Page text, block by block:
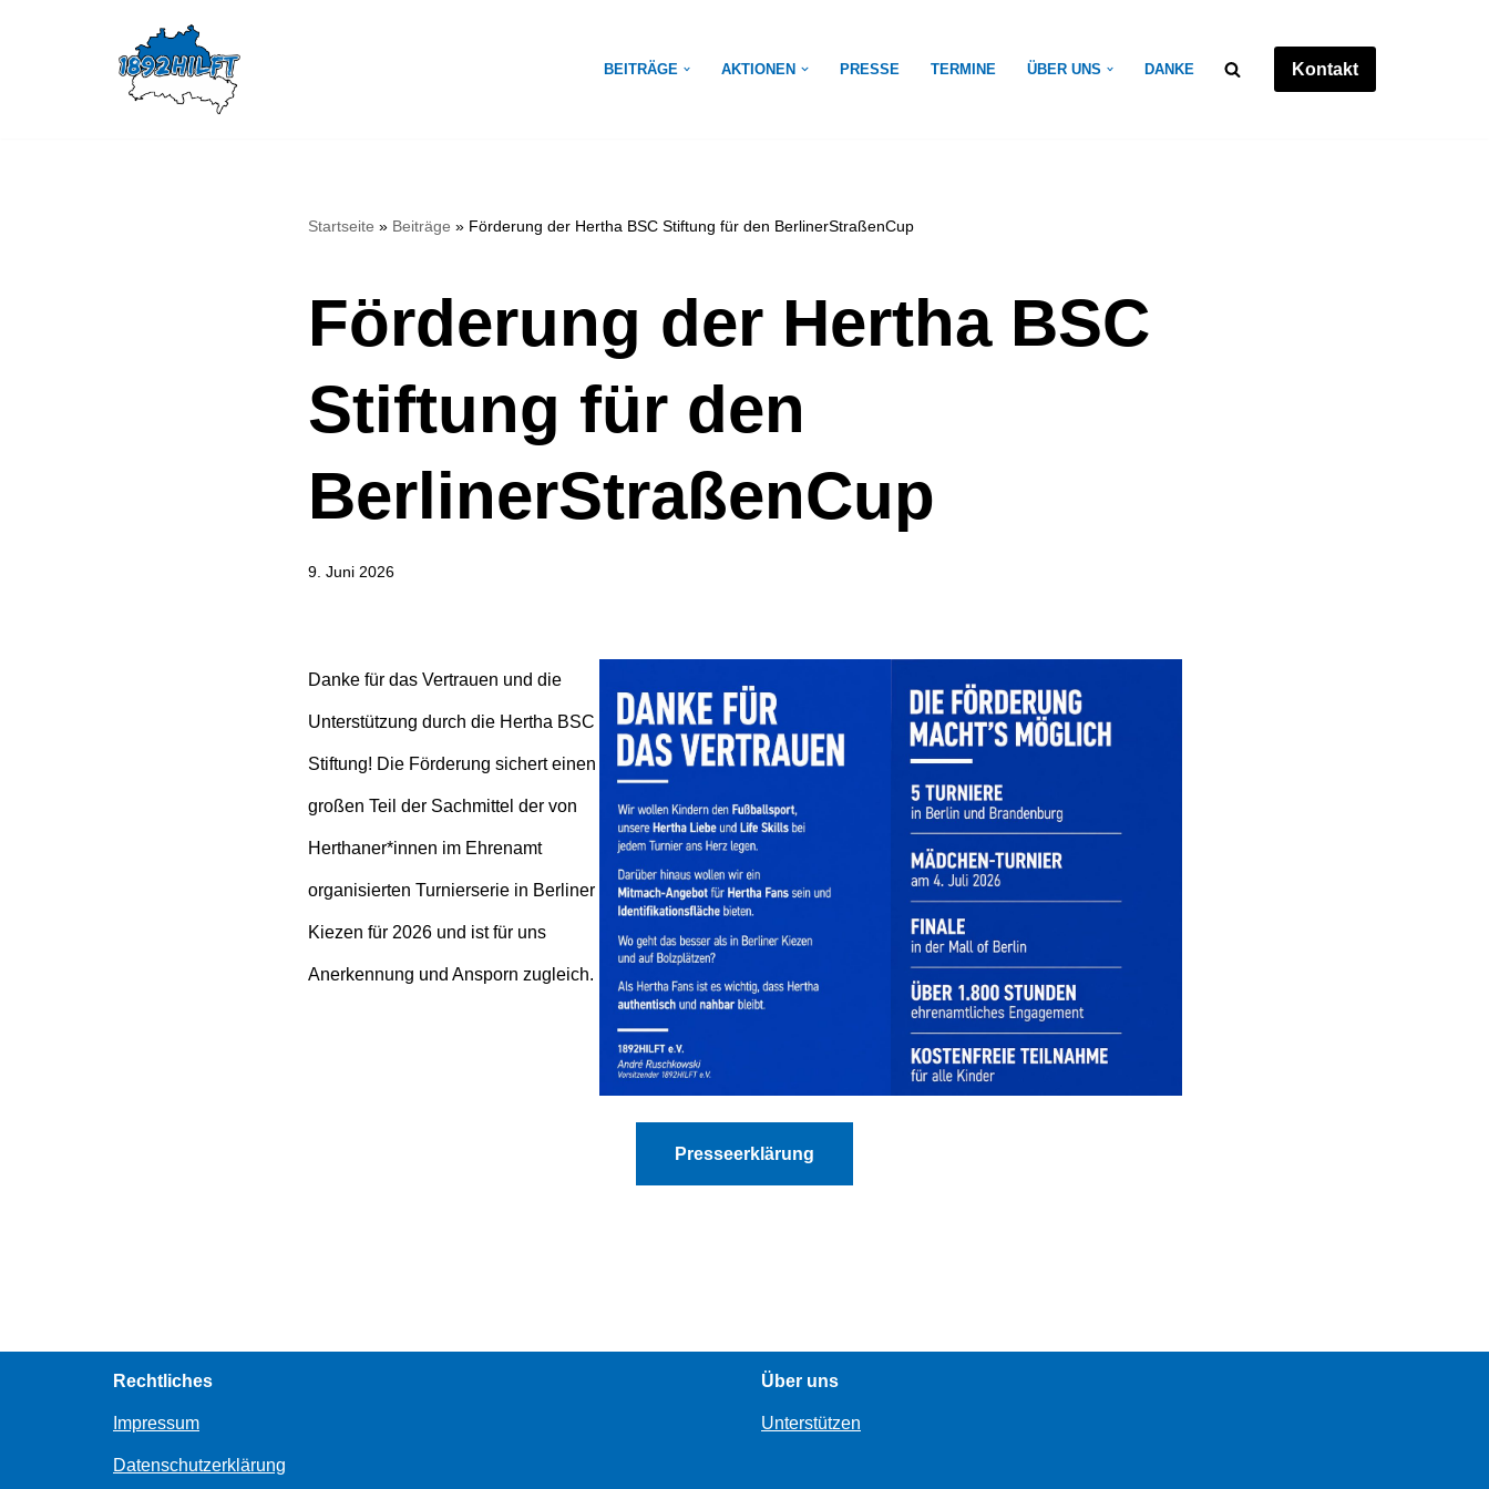
BEITRÄGE AKTIONEN PRESSE TERMINE ÜBER UNS DANKE Kontakt
Startseite » Beiträge » Förderung der Hertha BSC Stiftung für den BerlinerStraßenCup
Förderung der Hertha BSC
Stiftung für den
BerlinerStraßenCup
9. Juni 2026
Danke für das Vertrauen und die
Unterstützung durch die Hertha BSC
Stiftung! Die Förderung sichert einen
großen Teil der Sachmittel der von
Herthaner*innen im Ehrenamt
organisierten Turnierserie in Berliner
Kiezen für 2026 und ist für uns
Anerkennung und Ansporn zugleich.
Presseerklärung
Rechtliches
Impressum
Datenschutzerklärung
Über uns
Unterstützen